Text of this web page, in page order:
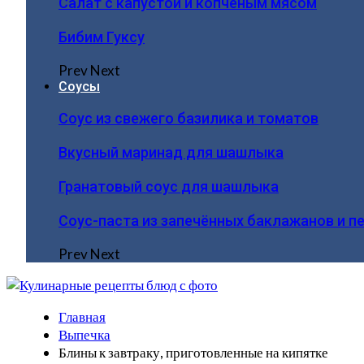
Бибим Гуксу
PrevNext
Соусы
Соус из свежего базилика и томатов
Вкусный маринад для шашлыка
Гранатовый соус для шашлыка
Соус-паста из запечённых баклажанов и
PrevNext
Главная
Выпечка
Блины к завтраку, приготовленные на кипятке